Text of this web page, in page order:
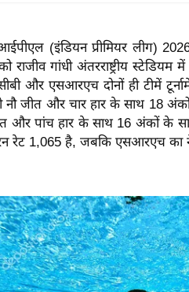
(इंडियन प्रीमियर लीग)
राजीव गांधी अंतरराष्ट्रीय
और एसआरएच दोनों ही टीमें
नौ जीत और चार हार के साथ 18
और पांच हार के साथ 16 अंकों के
रेट 1,065 है, जबकि एसआरएच का